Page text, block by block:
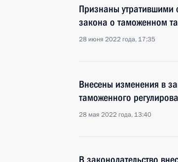
Признаны утратившими
закона о таможенном
28 июня 2022 года, 17:35
Внесены изменения в
таможенного
28 мая 2022 года, 13:40
В законодательство